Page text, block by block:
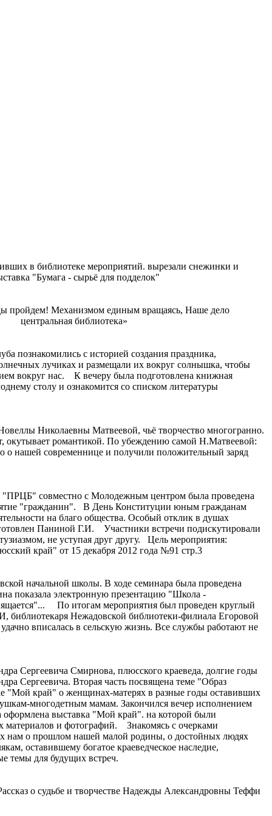
библиотеке мероприятий. вырезали снежинки и
"Бумага - сырьё для подделок"
пройдем! Механизмом единым вращаясь, Наше дело
центральная библиотека»
с историей создания праздника,
лучиках и размещали их вокруг солнышка, чтобы
вокруг нас. К вечеру была подготовлена книжная
столу и ознакомится со списком литературы
Николаевны Матвеевой, чьё творчество многогранно.
окутывает романтикой. По убеждению самой Н.Матвеевой:
нашей современнице и получили положительный заряд
совместно с Молодежным центром была проведена
"гражданин". В День Конституции юным гражданам
на благо общества. Особый отклик в душах
Паниной Г.И. Участники встречи подискутировали
не уступая друг другу. Цель мероприятия:
край" от 15 декабря 2012 года №91 стр.3
начальной школы. В ходе семинара была проведена
показала электронную презентацию "Школа -
По итогам мероприятия был проведен круглый
Нежадовской библиотеки-филиала Егоровой
вписалась в сельскую жизнь. Все службы работают не
Сергеевича Смирнова, плюсского краеведа, долгие годы
Сергеевича. Вторая часть посвящена теме "Образ
"Мой край" о женщинах-матерях в разные годы оставивших
многодетным мамам. Закончился вечер исполнением
выставка "Мой край". на которой были
материалов и фотографий. Знакомясь с очерками
нам о прошлом нашей малой родины, о достойных людях
оставившему богатое краеведческое наследие,
темы для будущих встреч.
о судьбе и творчестве Надежды Александровны Теффи